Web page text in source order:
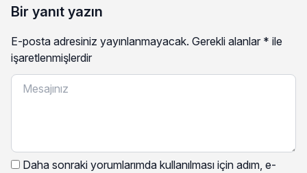
Bir yanıt yazın
E-posta adresiniz yayınlanmayacak. Gerekli alanlar * ile
işaretlenmişlerdir
Daha sonraki yorumlarımda kullanılması için adım, e-